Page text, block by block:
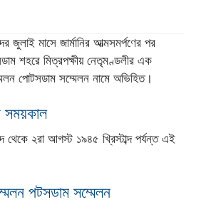
জুলাই মাসে জার্মানির আত্মসমর্পণের পর
শহরে মিত্রপক্ষীয় নেতৃমণ্ডলীর এক
পোটসডাম সম্মেলন নামে অভিহিত।
সময়কাল
থেকে ২রা আগস্ট ১৯৪৫ খ্রিস্টাব্দ পর্যন্ত এই
পটসডাম সম্মেলন